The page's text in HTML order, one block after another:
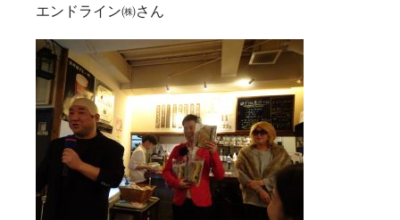
エンドライン㈱さん